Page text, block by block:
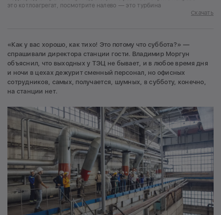
это котлоагрегат, посмотрите налево — это турбина
Скачать
«Как у вас хорошо, как тихо! Это потому что суббота?» —
спрашивали директора станции гости. Владимир Моргун
объяснил, что выходных у ТЭЦ не бывает, и в любое время дня
и ночи в цехах дежурит сменный персонал, но офисных
сотрудников, самых, получается, шумных, в субботу, конечно,
на станции нет.